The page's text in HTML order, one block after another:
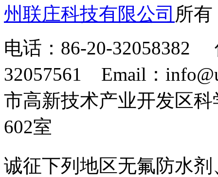
州联庄科技有限公司 所
电话：86-20-32058382
32057561 Email：
市高新技术产业开发区
602室
诚征下列地区无氟防水